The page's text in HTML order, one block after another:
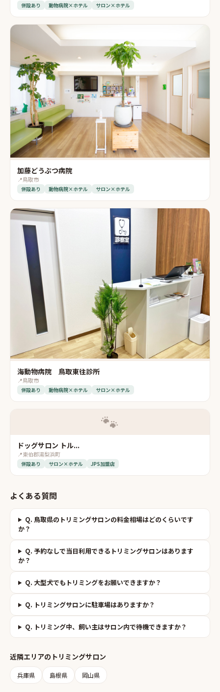
併設あり 動物病院×ホテル サロン×ホテル
加藤どうぶつ病院
📍鳥取市
併設あり 動物病院×ホテル サロン×ホテル
海動物病院 鳥取東往診所
📍鳥取市
併設あり 動物病院×ホテル サロン×ホテル
🐾
ドッグサロン トル...
📍東伯郡湯梨浜町
併設あり サロン×ホテル JPS加盟店
よくある質問
Q. 鳥取県のトリミングサロンの料金相場はどのくらいです
か？
Q. 予約なしで当日利用できるトリミングサロンはあります
か？
Q. 大型犬でもトリミングをお願いできますか？
Q. トリミングサロンに駐車場はありますか？
Q. トリミング中、飼い主はサロン内で待機できますか？
近隣エリアの トリミングサロン
兵庫県 島根県 岡山県